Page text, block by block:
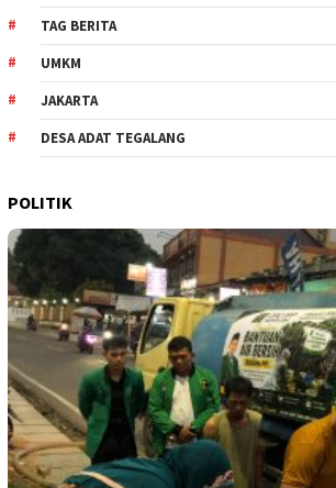
TAG BERITA
UMKM
JAKARTA
DESA ADAT TEGALANG
POLITIK